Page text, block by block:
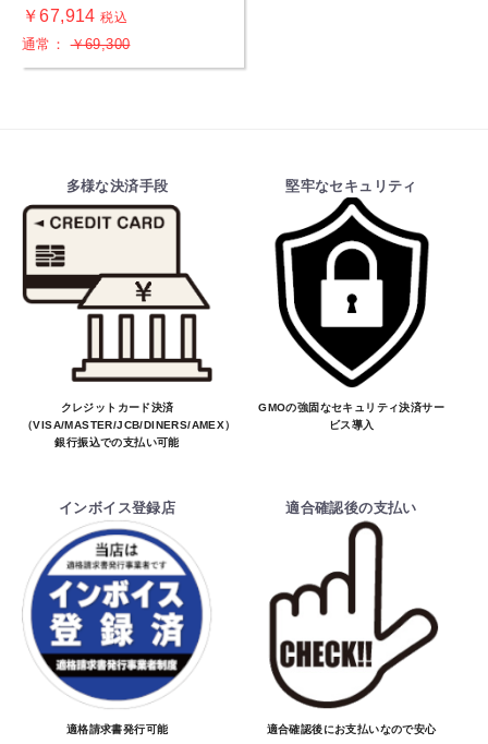
￥67,914税込
通常：￥69,300
お買物を続ける カートへ進む
多様な決済手段
クレジットカード決済
（VISA/MASTER/JCB/DINERS/AMEX）、
銀行振込での支払い可能
堅牢なセキュリティ
GMOの強固なセキュリティ決済サー
ビス導入
インボイス登録店
適格請求書発行可能
適合確認後の支払い
適合確認後にお支払いなので安心